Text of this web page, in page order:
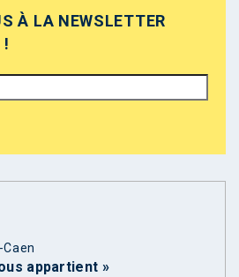
À LA NEWSLETTER
!
appartient »